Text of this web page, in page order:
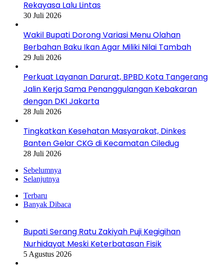
Rekayasa Lalu Lintas
30 Juli 2026
Wakil Bupati Dorong Variasi Menu Olahan
Berbahan Baku Ikan Agar Miliki Nilai Tambah
29 Juli 2026
Perkuat Layanan Darurat, BPBD Kota Tangerang
Jalin Kerja Sama Penanggulangan Kebakaran
dengan DKI Jakarta
28 Juli 2026
Tingkatkan Kesehatan Masyarakat, Dinkes
Banten Gelar CKG di Kecamatan Ciledug
28 Juli 2026
Sebelumnya
Selanjutnya
Terbaru
Banyak Dibaca
Bupati Serang Ratu Zakiyah Puji Kegigihan
Nurhidayat Meski Keterbatasan Fisik
5 Agustus 2026